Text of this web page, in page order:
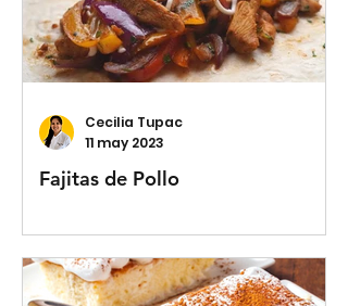
Fajitas de Pollo
Cecilia Tupac
11 may 2023